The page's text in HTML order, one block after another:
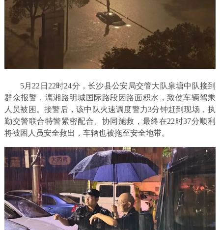
5月22日22时24分，长沙县公安局交管大队泉塘中队接到
群众报警，漓湘路明城国际路段因路面积水，致使车辆驾乘
人员被困。接警后，该中队火速调度警力3分钟赶到现场，执
勤交警联合特警紧密配合、协同施救，最终在22时37分顺利
将被困人员安全救出，车辆也被拖至安全地带。